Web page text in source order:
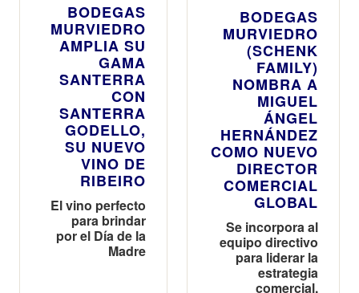
BODEGAS
MURVIEDRO
AMPLIA SU
GAMA
SANTERRA
CON
SANTERRA
GODELLO,
SU NUEVO
VINO DE
RIBEIRO
El vino perfecto
para brindar
por el Día de la
Madre
BODEGAS
MURVIEDRO
(SCHENK
FAMILY)
NOMBRA A
MIGUEL
ÁNGEL
HERNÁNDEZ
COMO NUEVO
DIRECTOR
COMERCIAL
GLOBAL
Se incorpora al
equipo directivo
para liderar la
estrategia
comercial,